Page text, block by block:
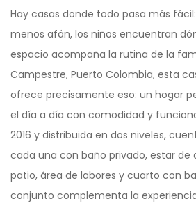
Hay casas donde todo pasa más
menos afán, los niños encuentran
espacio acompaña la rutina de la
Campestre, Puerto Colombia, esta
ofrece precisamente eso: un hogar
el día a día con comodidad y
2016 y distribuida en dos niveles,
cada una con baño privado, estar de
patio, área de labores y cuarto con
conjunto complementa la